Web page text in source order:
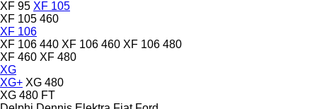
XF 95 XF 105
XF 105 460
XF 106
XF 106 440 XF 106 460 XF 106 480
XF 460 XF 480
XG
XG+ XG 480
XG 480 FT